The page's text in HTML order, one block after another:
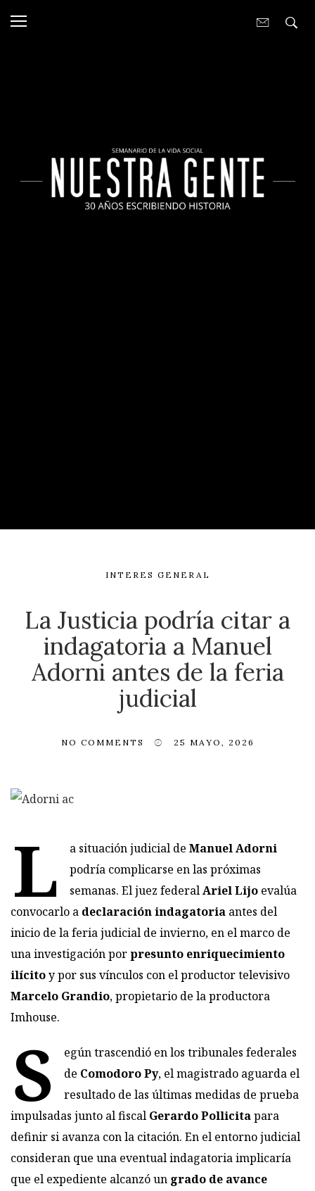
INTERES GENERAL
La Justicia podría citar a
indagatoria a Manuel
Adorni antes de la feria
judicial
NO COMMENTS 25 MAYO, 2026
L a situación judicial de Manuel Adorni
podría complicarse en las próximas
semanas. El juez federalAriel Lijo evalúa
convocarlo a declaración indagatoria antes del
inicio de la feria judicial de invierno, en el marco de
una investigación porpresunto enriquecimiento
ilícitoy por sus vínculos con el productor televisivo
Marcelo Grandio, propietario de la productora
Imhouse.
S
egún trascendió en los tribunales federales
de Comodoro Py, el magistrado aguarda el
resultado de las últimas medidas de prueba
impulsadas junto al fiscal Gerardo Pollicitapara
definir si avanza con la citación. En el entorno judicial
consideran que una eventual indagatoria implicaría
que el expediente alcanzó un grado de avance